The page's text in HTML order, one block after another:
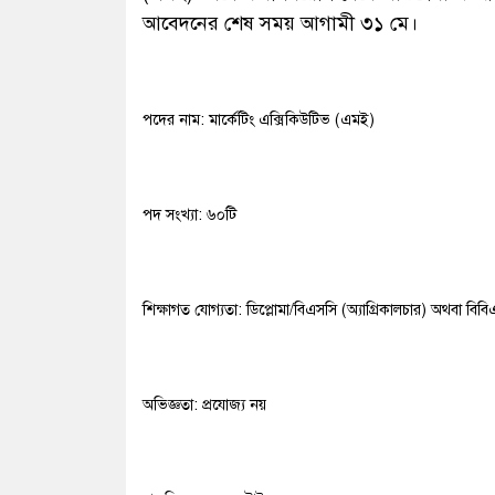
আবেদনের শেষ সময় আগামী ৩১ মে।
পদের নাম: মার্কেটিং এক্সিকিউটিভ (এমই)
পদ সংখ্যা: ৬০টি
শিক্ষাগত যোগ্যতা: ডিপ্লোমা/বিএসসি (অ্যাগ্রিকালচার) অথবা
অভিজ্ঞতা: প্রযোজ্য নয়